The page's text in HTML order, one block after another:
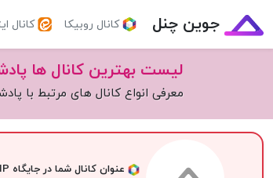
جوین چنل کانال روبیکا کانال
لیست بهترین کانال ها
معرفی انواع کانال های مرتبط با
عنوان کانال شما در جایگاه VIP